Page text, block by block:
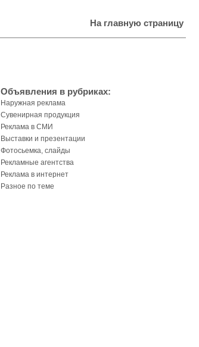
На главную страницу
Объявления в рубриках:
Наружная реклама
Сувенирная продукция
Реклама в СМИ
Выставки и презентации
Фотосьемка, слайды
Рекламные агентства
Реклама в интернет
Разное по теме